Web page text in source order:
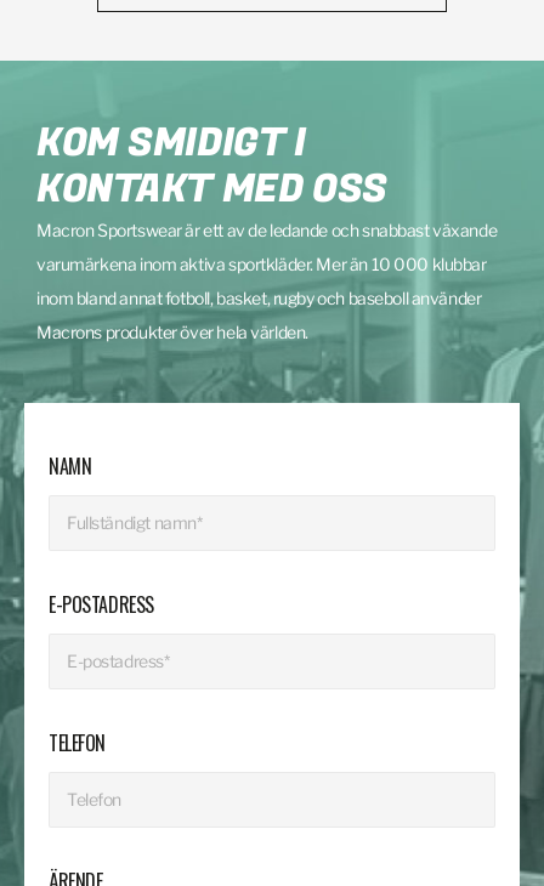
KOM SMIDIGT I
KONTAKT MED OSS
Macron Sportswear är ett av de ledande och snabbast växande
varumärkena inom aktiva sportkläder. Mer än 10 000 klubbar
inom bland annat fotboll, basket, rugby och baseboll använder
Macrons produkter över hela världen.
NAMN
E-POSTADRESS
TELEFON